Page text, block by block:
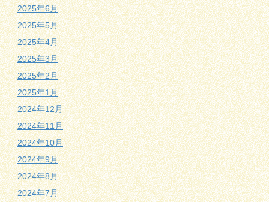
2025年6月
2025年5月
2025年4月
2025年3月
2025年2月
2025年1月
2024年12月
2024年11月
2024年10月
2024年9月
2024年8月
2024年7月